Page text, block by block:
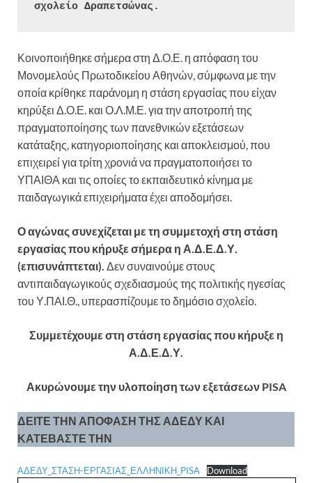
σχολείο Δραπετσώνας.
Κοινοποιήθηκε σήμερα στη Δ.Ο.Ε. η απόφαση του
Μονομελούς Πρωτοδικείου Αθηνών, σύμφωνα με την
οποία κρίθηκε παράνομη η στάση εργασίας που είχαν
κηρύξει Δ.Ο.Ε. και Ο.Λ.Μ.Ε. για την αποτροπή της
πραγματοποίησης των πανεθνικών εξετάσεων
κατάταξης, κατηγοριοποίησης και αποκλεισμού, που
επιχειρεί για τρίτη χρονιά να πραγματοποιήσει το
ΥΠΑΙΘΑ και τις οποίες το εκπαιδευτικό κίνημα με
παιδαγωγικά επιχειρήματα έχει αποδομήσει.
Ο αγώνας συνεχίζεται με τη συμμετοχή στη στάση
εργασίας που κήρυξε σήμερα η Α.Δ.Ε.Δ.Υ.
(επισυνάπτεται). Δεν συναινούμε στους
αντιπαιδαγωγικούς σχεδιασμούς της πολιτικής ηγεσίας
του Υ.ΠΑΙ.Θ., υπερασπίζουμε το δημόσιο σχολείο.
Συμμετέχουμε στη στάση εργασίας που κήρυξε η
Α.Δ.Ε.Δ.Υ.
Ακυρώνουμε την υλοποίηση των εξετάσεων PISA
ΔΕΙΤΕ ΤΗΝ ΑΠΟΦΑΣΗ ΤΗΣ ΑΔΕΔΥ ΚΑΙ
ΚΑΤΕΒΑΣΤΕ ΤΗΝ
ΑΔΕΔΥ_ΣΤΑΣΗ-ΕΡΓΑΣΙΑΣ_ΕΛΛΗΝΙΚΗ_PISA Download